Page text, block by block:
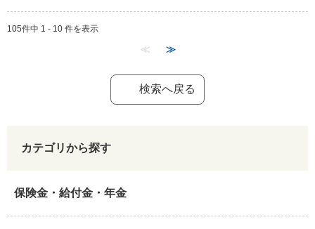
105件中 1 - 10 件を表示
≪ ≫
検索へ戻る
カテゴリから探す
保険金・給付金・年金